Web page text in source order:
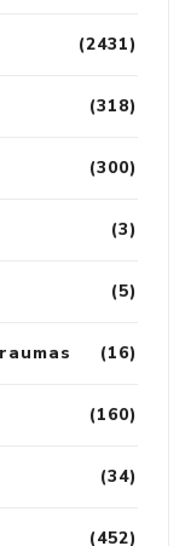
(2431)
(318)
(300)
(3)
(5)
(16)
(160)
(34)
(452)